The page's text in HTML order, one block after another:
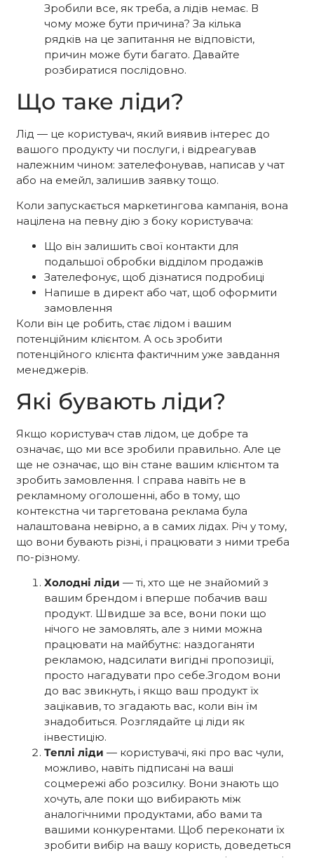
Зробили все, як треба, а лідів немає. В
чому може бути причина? За кілька
рядків на це запитання не відповісти,
причин може бути багато. Давайте
розбиратися послідовно.
Що таке ліди?
Лід — це користувач, який виявив інтерес до
вашого продукту чи послуги, і відреагував
належним чином: зателефонував, написав у чат
або на емейл, залишив заявку тощо.
Коли запускається маркетингова кампанія, вона
націлена на певну дію з боку користувача:
Що він залишить свої контакти для
подальшої обробки відділом продажів
Зателефонує, щоб дізнатися подробиці
Напише в директ або чат, щоб оформити
замовлення
Коли він це робить, стає лідом і вашим
потенційним клієнтом. А ось зробити
потенційного клієнта фактичним уже завдання
менеджерів.
Які бувають ліди?
Якщо користувач став лідом, це добре та
означає, що ми все зробили правильно. Але це
ще не означає, що він стане вашим клієнтом та
зробить замовлення. І справа навіть не в
рекламному оголошенні, або в тому, що
контекстна чи таргетована реклама була
налаштована невірно, а в самих лідах. Річ у тому,
що вони бувають різні, і працювати з ними треба
по-різному.
Холодні ліди — ті, хто ще не знайомий з
вашим брендом і вперше побачив ваш
продукт. Швидше за все, вони поки що
нічого не замовлять, але з ними можна
працювати на майбутнє: наздоганяти
рекламою, надсилати вигідні пропозиції,
просто нагадувати про себе.Згодом вони
до вас звикнуть, і якщо ваш продукт їх
зацікавив, то згадають вас, коли він їм
знадобиться. Розглядайте ці ліди як
інвестицію.
Теплі ліди — користувачі, які про вас чули,
можливо, навіть підписані на ваші
соцмережі або розсилку. Вони знають що
хочуть, але поки що вибирають між
аналогічними продуктами, або вами та
вашими конкурентами. Щоб переконати їх
зробити вибір на вашу користь, доведеться